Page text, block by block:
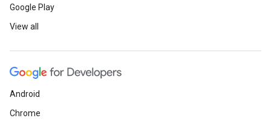
Google Play
View all
Android
Chrome